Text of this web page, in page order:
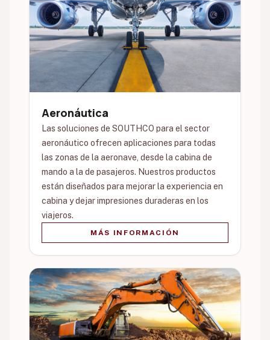
Aeronáutica
Las soluciones de SOUTHCO para el sector
aeronáutico ofrecen aplicaciones para todas
las zonas de la aeronave, desde la cabina de
mando a la de pasajeros. Nuestros productos
están diseñados para mejorar la experiencia en
cabina y dejar impresiones duraderas en los
viajeros.
MÁS INFORMACIÓN